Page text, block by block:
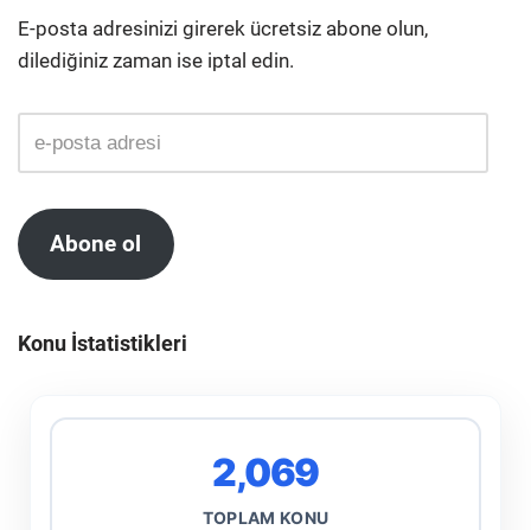
E-posta adresinizi girerek ücretsiz abone olun,
dilediğiniz zaman ise iptal edin.
Abone ol
Konu İstatistikleri
2,069
TOPLAM KONU